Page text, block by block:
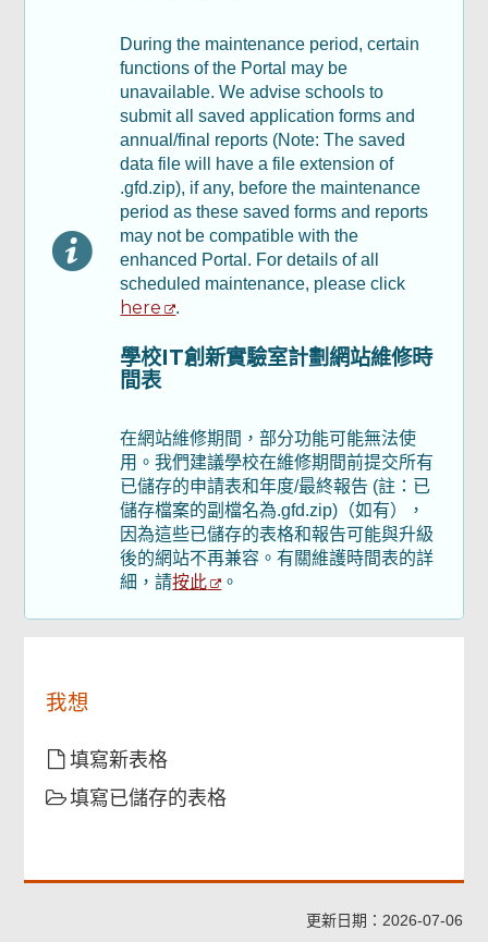
Part C : Financial Report 丙部：財務報告
Part D: Declaration 丁部：聲明及承諾
檢查及確認
確認通知書
During the maintenance period, certain
functions of the Portal may be
unavailable. We advise schools to
submit all saved application forms and
annual/final reports (Note: The saved
data file will have a file extension of
.gfd.zip), if any, before the maintenance
period as these saved forms and reports
may not be compatible with the
enhanced Portal. For details of all
scheduled maintenance, please click
here .
學校IT創新實驗室計劃網站維修時
間表
在網站維修期間，部分功能可能無法使
用。我們建議學校在維修期間前提交所有
已儲存的申請表和年度/最終報告 (註：已
儲存檔案的副檔名為.gfd.zip)（如有），
因為這些已儲存的表格和報告可能與升級
後的網站不再兼容。有關維護時間表的詳
細，請按此 。
我想
填寫新表格
填寫已儲存的表格
更新日期：2026-07-06